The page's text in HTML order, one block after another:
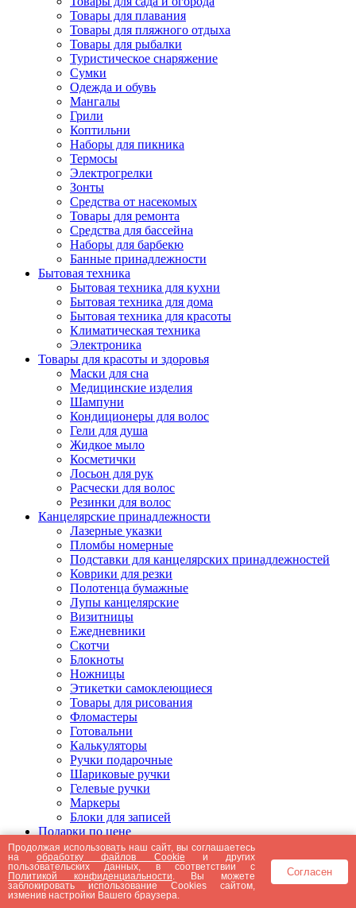
Товары для плавания
Товары для пляжного отдыха
Товары для рыбалки
Туристическое снаряжение
Сумки
Одежда и обувь
Мангалы
Грили
Коптильни
Наборы для пикника
Термосы
Электрогрелки
Зонты
Средства от насекомых
Товары для ремонта
Средства для бассейна
Наборы для барбекю
Банные принадлежности
Бытовая техника
Бытовая техника для кухни
Бытовая техника для дома
Бытовая техника для красоты
Климатическая техника
Электроника
Товары для красоты и здоровья
Маски для сна
Медицинские изделия
Шампуни
Кондиционеры для волос
Гели для душа
Жидкое мыло
Косметички
Лосьон для рук
Расчески для волос
Резинки для волос
Канцелярские принадлежности
Лазерные указки
Пломбы номерные
Подставки для канцелярских принадлежностей
Коврики для резки
Полотенца бумажные
Лупы канцелярские
Визитницы
Ежедневники
Скотчи
Блокноты
Ножницы
Этикетки самоклеющиеся
Товары для рисования
Фломастеры
Готовальни
Калькуляторы
Ручки подарочные
Шариковые ручки
Гелевые ручки
Маркеры
Блоки для записей
Подарки по цене
Подарки от 5000 рублей
Подарки до 5000 рублей
Подарки до 3000 рублей
Подарки до 2000 рублей
Подарки до 1000 рублей
Продолжая использовать наш сайт, вы соглашаетесь
наобработку файлов Cookie и других
пользовательских данных, в соответствии с
Политикой конфиденциальности . Вы можете
заблокировать использование Cookies сайтом,
изменив настройки Вашего браузера.
Согласен